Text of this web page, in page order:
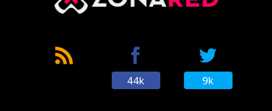
44k 9k